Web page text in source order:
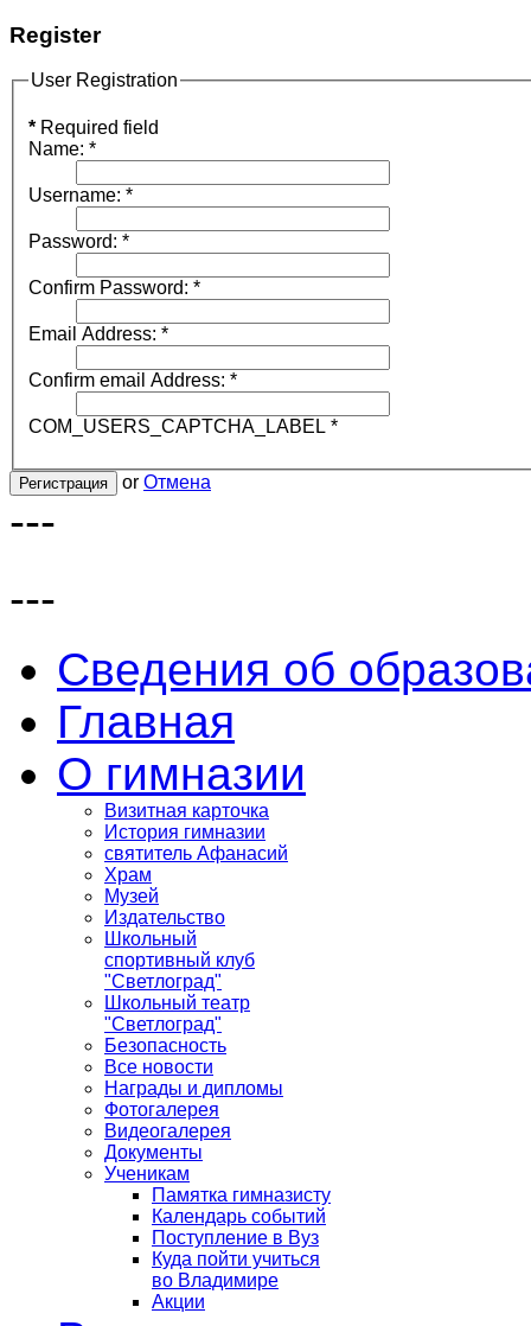
Register
User Registration
* Required field
Name: *
Username: *
Password: *
Confirm Password: *
Email Address: *
Confirm email Address: *
COM_USERS_CAPTCHA_LABEL *
Регистрация or Отмена
---
---
Сведения об
Главная
О гимназии
Визитная карточка
История гимназии
святитель Афанасий
Храм
Музей
Издательство
Школьный
спортивный клуб
"Светлоград"
Школьный театр
"Светлоград"
Безопасность
Все новости
Награды и дипломы
Фотогалерея
Видеогалерея
Документы
Ученикам
Памятка гимназисту
Календарь событий
Поступление в Вуз
Куда пойти учиться
во Владимире
Акции